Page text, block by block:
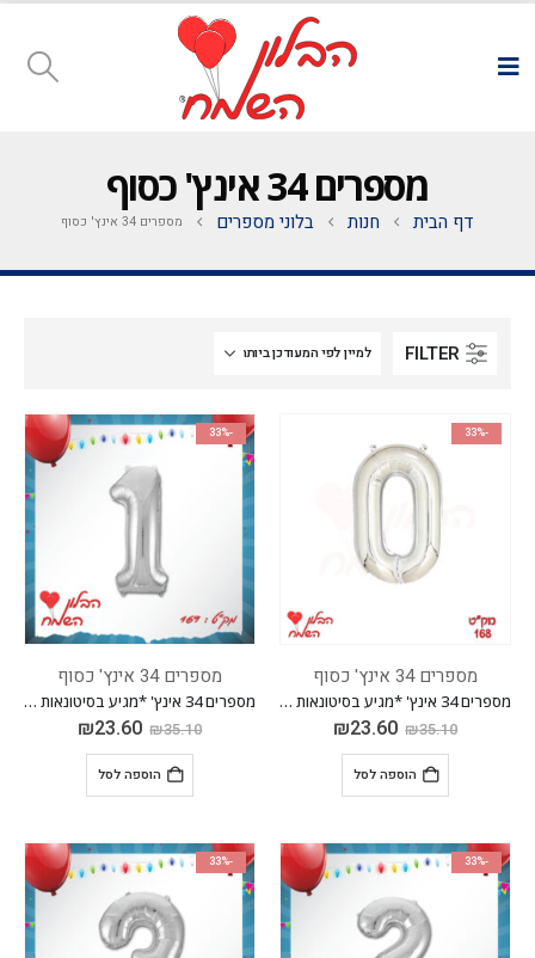
מספרים 34 אינץ' כסוף
דף הבית חנות בלוני מספרים מספרים 34 אינץ' כסוף
FILTER
-33%
מספרים 34 אינץ' כסוף
מספרים 34 אינץ' *מגיע בסיטונאות חבילה של 5 יח'*
₪35.10
₪23.60
הוספה לסל
-33%
מספרים 34 אינץ' כסוף
מספרים 34 אינץ' *מגיע בסיטונאות חבילה של 5 יח'*
₪35.10
₪23.60
הוספה לסל
-33%
-33%